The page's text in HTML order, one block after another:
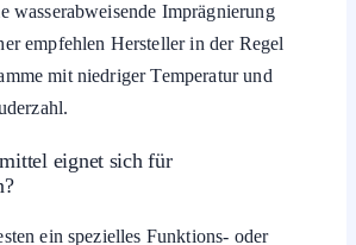
wasserabweisende Imprägnierung
empfehlen Hersteller in der Regel
mit niedriger Temperatur und
eignet sich für
ein spezielles Funktions- oder